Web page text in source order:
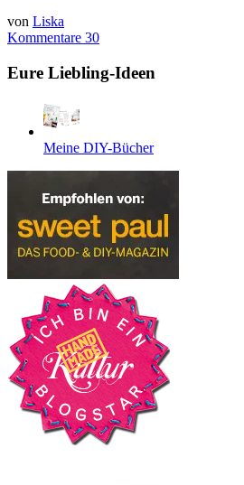
von Liska
Kommentare 30
Eure Liebling-Ideen
Meine DIY-Bücher